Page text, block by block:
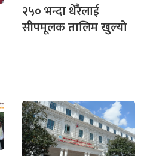
२५० भन्दा धेरैलाई
सीपमूलक तालिम खुल्यो